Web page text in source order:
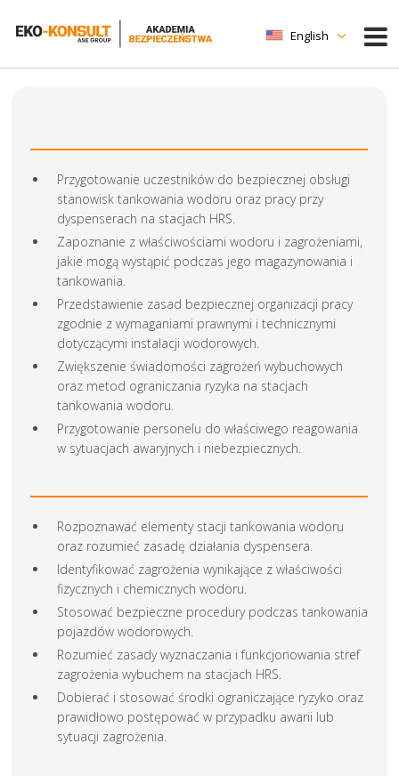
English
Przygotowanie uczestników do bezpiecznej obsługi
stanowisk tankowania wodoru oraz pracy przy
dyspenserach na stacjach HRS.
Zapoznanie z właściwościami wodoru i zagrożeniami,
jakie mogą wystąpić podczas jego magazynowania i
tankowania.
Przedstawienie zasad bezpiecznej organizacji pracy
zgodnie z wymaganiami prawnymi i technicznymi
dotyczącymi instalacji wodorowych.
Zwiększenie świadomości zagrożeń wybuchowych
oraz metod ograniczania ryzyka na stacjach
tankowania wodoru.
Przygotowanie personelu do właściwego reagowania
w sytuacjach awaryjnych i niebezpiecznych.
Rozpoznawać elementy stacji tankowania wodoru
oraz rozumieć zasadę działania dyspensera.
Identyfikować zagrożenia wynikające z właściwości
fizycznych i chemicznych wodoru.
Stosować bezpieczne procedury podczas tankowania
pojazdów wodorowych.
Rozumieć zasady wyznaczania i funkcjonowania stref
zagrożenia wybuchem na stacjach HRS.
Dobierać i stosować środki ograniczające ryzyko oraz
prawidłowo postępować w przypadku awarii lub
sytuacji zagrożenia.